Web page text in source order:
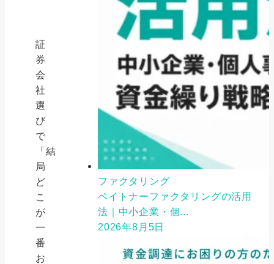
証
券
会
社
選
び
で
「結
局
ど
こ
が
一
番
お
ファクタリング
ペイトナーファクタリングの活用
法｜中小企業・個...
2026年8月5日